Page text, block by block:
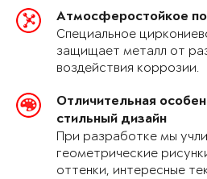
Атмосферостойкое
Специальное
защищает металл от
воздействия коррозии.
Отличительная
стильный дизайн
При разработке мы
геометрические
оттенки, интересные